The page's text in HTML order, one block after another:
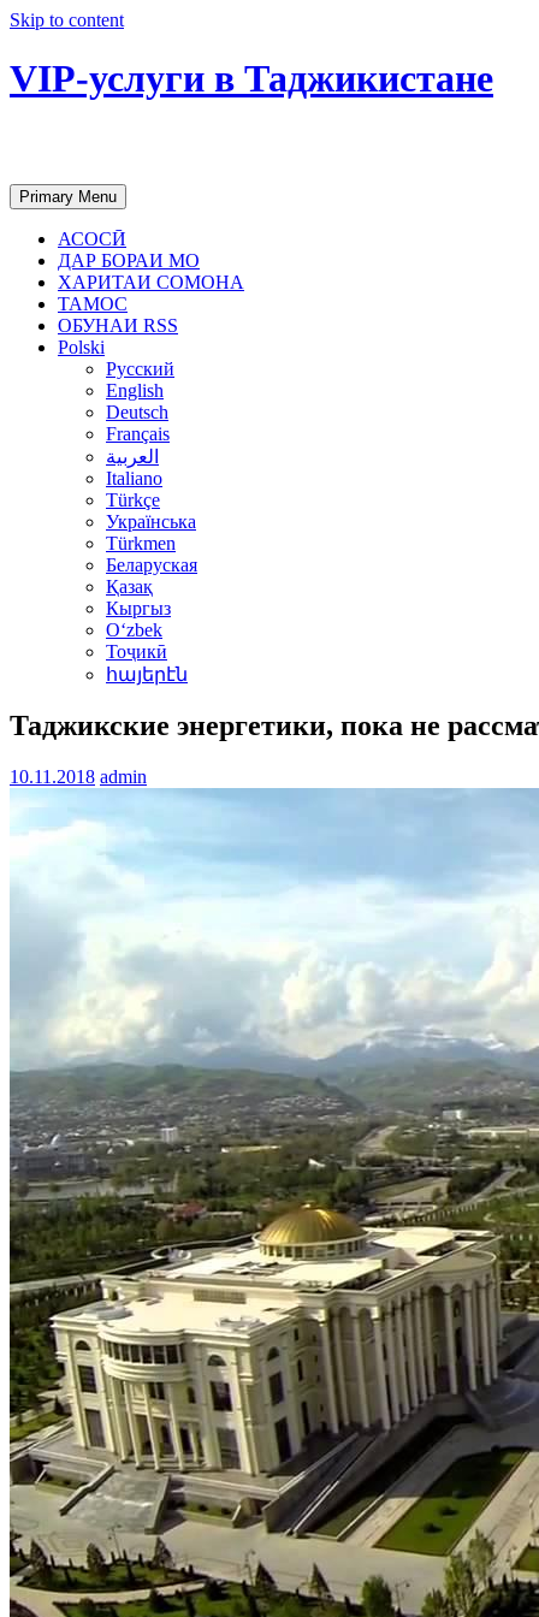
Skip to content
VIP-услуги в Таджикистане
Primary Menu
АСОСӢ
ДАР БОРАИ МО
ХАРИТАИ СОМОНА
ТАМОС
ОБУНАИ RSS
Polski
Русский
English
Deutsch
Français
العربية
Italiano
Türkçe
Українська
Türkmen
Беларуская
Қазақ
Кыргыз
Oʻzbek
Тоҷикӣ
հայերէն
Таджикские энергетики, пока не
10.11.2018 admin